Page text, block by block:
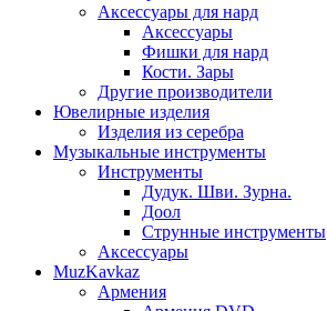
Аксессуары для нард
Аксессуары
Фишки для нард
Кости. Зары
Другие производители
Ювелирные изделия
Изделия из серебра
Музыкальные инструменты
Инструменты
Дудук. Шви. Зурна.
Доол
Струнные инструменты
Аксессуары
MuzKavkaz
Армения